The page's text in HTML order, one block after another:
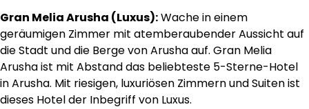
Gran Melia Arusha (Luxus):Wache in einem
geräumigen Zimmer mit atemberaubender Aussicht auf
die Stadt und die Berge von Arusha auf. Gran Melia
Arusha ist mit Abstand das beliebteste 5-Sterne-Hotel
in Arusha. Mit riesigen, luxuriösen Zimmern und Suiten ist
dieses Hotel der Inbegriff von Luxus.